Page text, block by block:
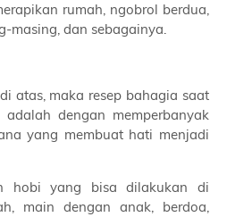
rumah, ngobrol berdua,
masing, dan sebagainya.
atas, maka resep bahagia saat
dengan memperbanyak
yang membuat hati menjadi
hobi yang bisa dilakukan di
main dengan anak, berdoa,